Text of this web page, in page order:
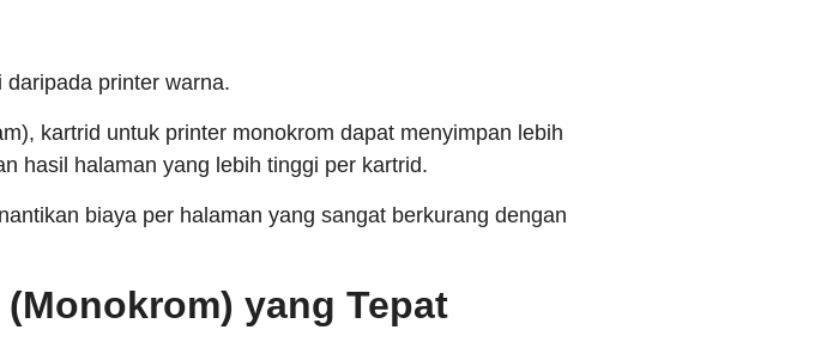
printer warna.
kartrid untuk printer monokrom dapat menyimpan lebih
hasil halaman yang lebih tinggi per kartrid.
biaya per halaman yang sangat berkurang dengan
yang Tepat